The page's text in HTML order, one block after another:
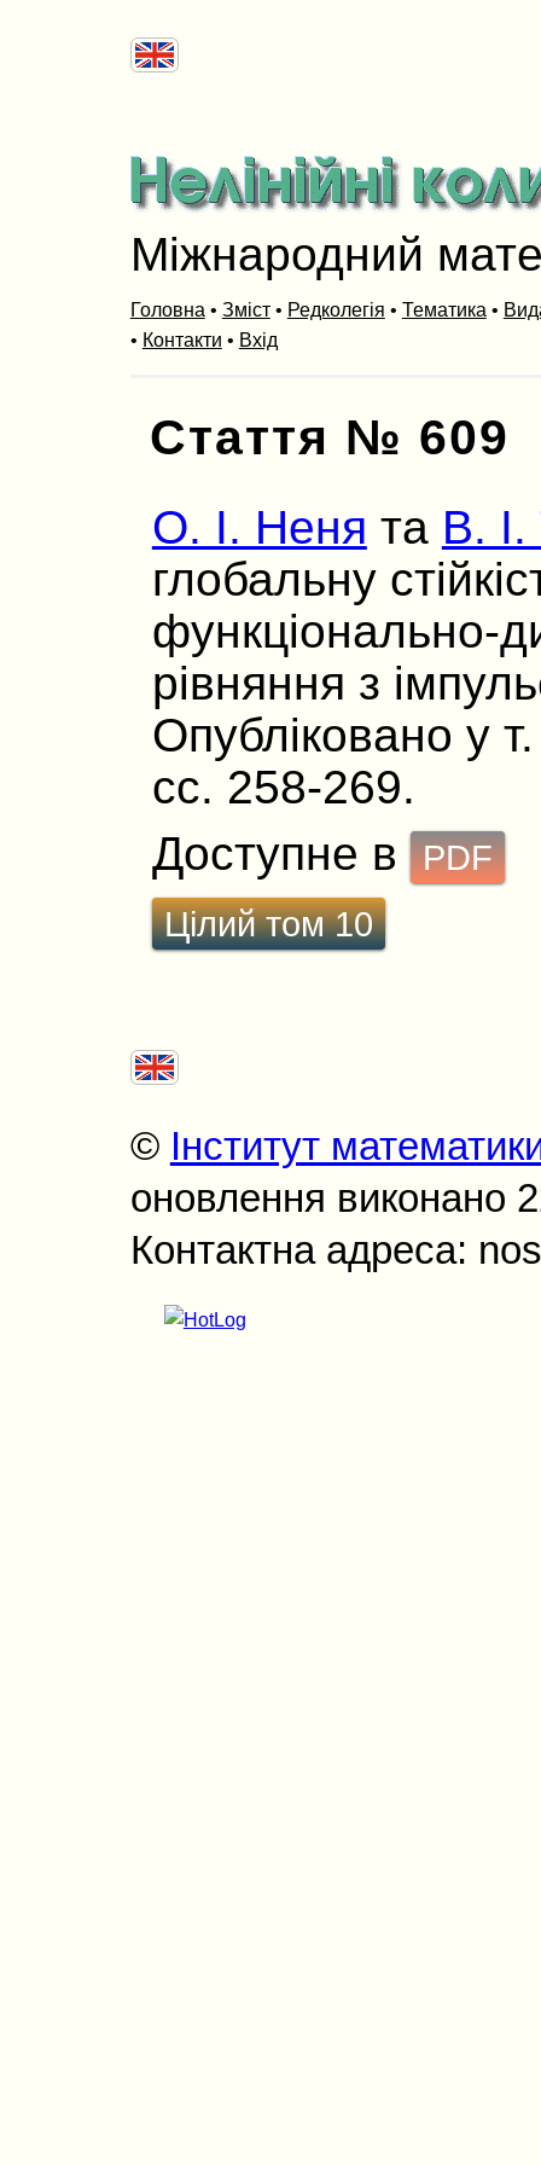
Міжнародний
Головна • Зміст• Редколегія • Тематика •
• Контакти • Вхід
Стаття № 609
О. І. Неня та В.
глобальну
функціонально-
рівняння з
Опубліковано у
сс. 258-269.
Доступне в
PDF
Цілий том 10
© Інститут
оновлення виконано
Контактна адреса: